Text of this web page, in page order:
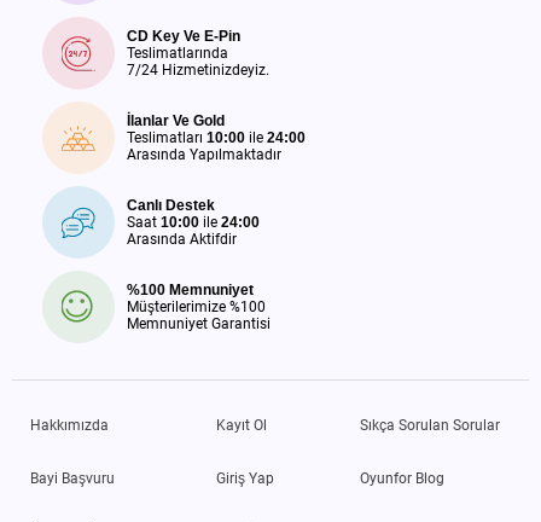
CD Key Ve E-Pin
Teslimatlarında
7/24 Hizmetinizdeyiz.
İlanlar Ve Gold
Teslimatları 10:00 ile 24:00
Arasında Yapılmaktadır
Canlı Destek
Saat 10:00 ile 24:00
Arasında Aktifdir
%100 Memnuniyet
Müşterilerimize %100
Memnuniyet Garantisi
Hakkımızda
Bayi Başvuru
Kayıt Ol
Giriş Yap
Sıkça Sorulan Sorular
Oyunfor Blog